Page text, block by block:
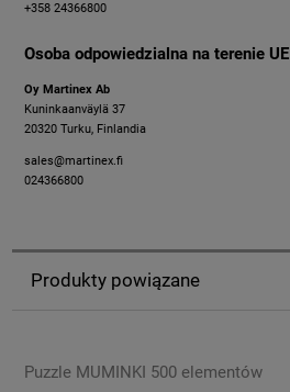
+358 24366800
Osoba odpowiedzialna na terenie UE
Oy Martinex Ab
Kuninkaanväylä 37
20320 Turku, Finlandia
sales@martinex.fi
024366800
Produkty powiązane
Puzzle MUMINKI 500 elementów